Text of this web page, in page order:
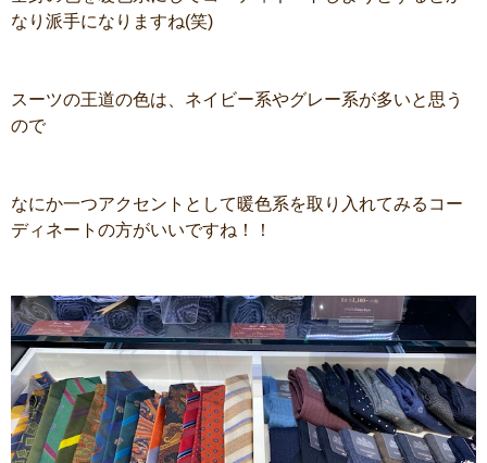
なり派手になりますね(笑)
スーツの王道の色は、ネイビー系やグレー系が多いと思う
ので
なにか一つアクセントとして暖色系を取り入れてみるコー
ディネートの方がいいですね！！